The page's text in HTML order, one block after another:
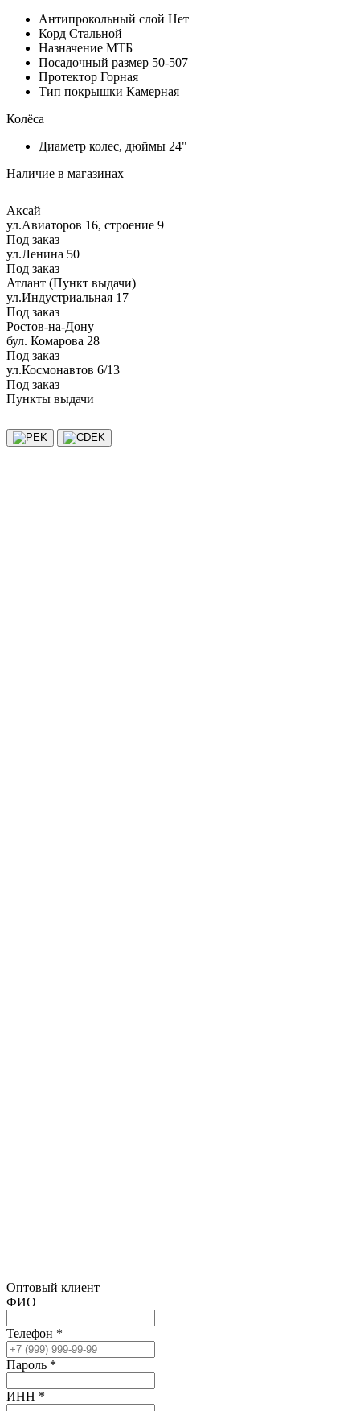
Антипрокольный слой Нет
Корд Стальной
Назначение МТБ
Посадочный размер 50-507
Протектор Горная
Тип покрышки Камерная
Колёса
Диаметр колес, дюймы 24"
Наличие в магазинах
Аксай
ул.Авиаторов 16, строение 9
Под заказ
ул.Ленина 50
Под заказ
Атлант (Пункт выдачи)
ул.Индустриальная 17
Под заказ
Ростов-на-Дону
бул. Комарова 28
Под заказ
ул.Космонавтов 6/13
Под заказ
Пункты выдачи
Оптовый клиент
ФИО
Телефон *
Пароль *
ИНН *